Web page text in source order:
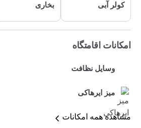
کولر آبی
بخاری
امکانات اقامتگاه
وسایل نظافت
میز ایرهاکی
مشاهده همه امکانات